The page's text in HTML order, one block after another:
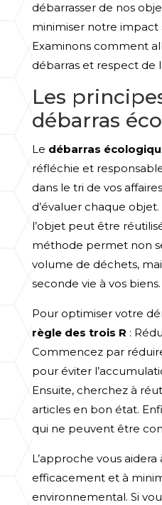
débarrasser de nos
minimiser notre impact
Examinons comment
débarras et respect de
Les
débarras
Le débarras
réfléchie et
dans le tri de vos
d’évaluer chaque
l’objet peut être
méthode permet non
volume de déchets,
seconde vie à vos biens.
Pour optimiser votre
règle des trois R :
Commencez par
pour éviter
Ensuite, cherchez à
articles en bon état.
qui ne peuvent être
L’approche vous
efficacement et à
environnemental. Si